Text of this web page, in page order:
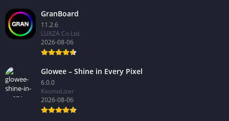
GranBoard
11.2.6
LUXZA Co.Ltd.
2026-08-06
Glowee – Shine in Every Pixel
6.0.0
KosmoLizer
2026-08-06